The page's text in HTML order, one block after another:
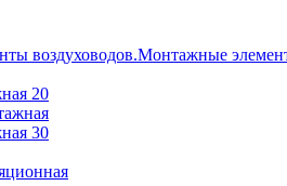
воздуховодов.Монтажные
20
30